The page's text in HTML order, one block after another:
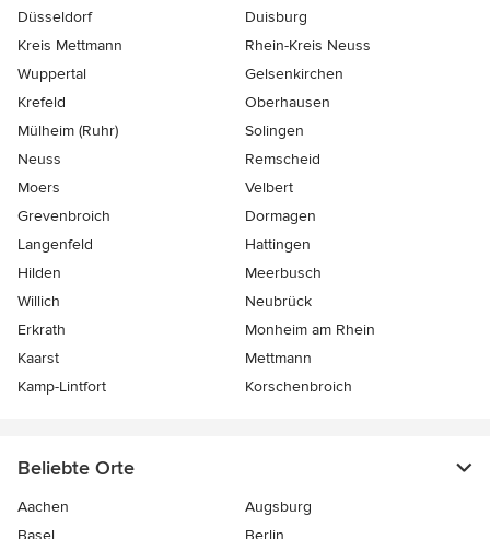
Düsseldorf
Duisburg
Kreis Mettmann
Rhein-Kreis Neuss
Wuppertal
Gelsenkirchen
Krefeld
Oberhausen
Mülheim (Ruhr)
Solingen
Neuss
Remscheid
Moers
Velbert
Grevenbroich
Dormagen
Langenfeld
Hattingen
Hilden
Meerbusch
Willich
Neubrück
Erkrath
Monheim am Rhein
Kaarst
Mettmann
Kamp-Lintfort
Korschenbroich
Beliebte Orte
Aachen
Augsburg
Basel
Berlin